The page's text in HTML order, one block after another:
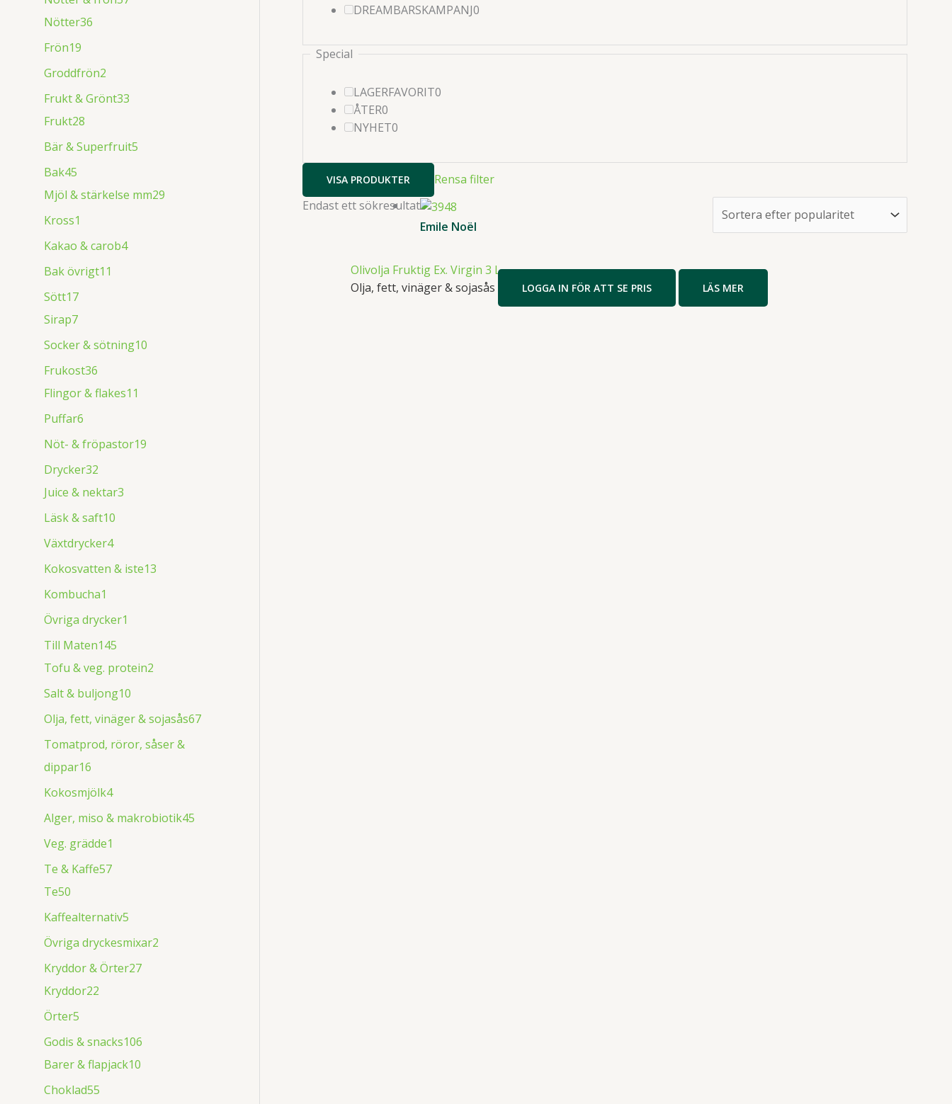
Nötter36
Frön19
Groddfrön2
Frukt & Grönt33
Frukt28
Bär & Superfruit5
Bak45
Mjöl & stärkelse mm29
Kross1
Kakao & carob4
Bak övrigt11
Sött17
Sirap7
Socker & sötning10
Frukost36
Flingor & flakes11
Puffar6
Nöt- & fröpastor19
Drycker32
Juice & nektar3
Läsk & saft10
Växtdrycker4
Kokosvatten & iste13
Kombucha1
Övriga drycker1
Till Maten145
Tofu & veg. protein2
Salt & buljong10
Olja, fett, vinäger & sojasås67
Tomatprod, röror, såser &
dippar16
Kokosmjölk4
Alger, miso & makrobiotik45
Veg. grädde1
Te & Kaffe57
Te50
Kaffealternativ5
Övriga dryckesmixar2
Kryddor & Örter27
Kryddor22
Örter5
Godis & snacks106
Barer & flapjack10
Choklad55
produkter
DREAMBARSKAMPANJ0
Special
LAGERFAVORIT0
ÅTER0
produkter
NYHET0
VISA PRODUKTER
Rensa filter
Endast ett sökresultat
Emile Noël
Olivolja Fruktig Ex. Virgin 3 L
Olja, fett, vinäger & sojasås
LOGGA IN FÖR ATT SE PRIS LÄS MER